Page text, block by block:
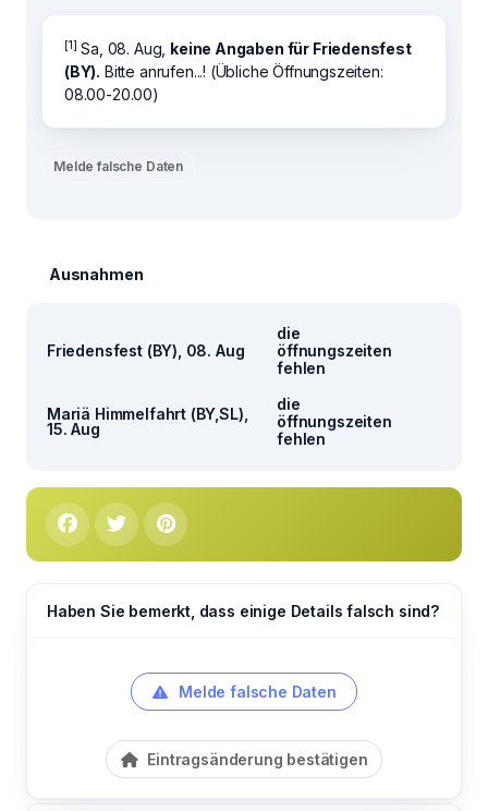
[1] Sa, 08. Aug, keine Angaben für Friedensfest
(BY). Bitte anrufen...! (Übliche Öffnungszeiten:
08.00-20.00)
Melde falsche Daten
Ausnahmen
Friedensfest (BY), 08. Aug
die
öffnungszeiten
fehlen
Mariä Himmelfahrt (BY,SL),
15. Aug
die
öffnungszeiten
fehlen
Haben Sie bemerkt, dass einige Details falsch sind?
Melde falsche Daten
Eintragsänderung bestätigen